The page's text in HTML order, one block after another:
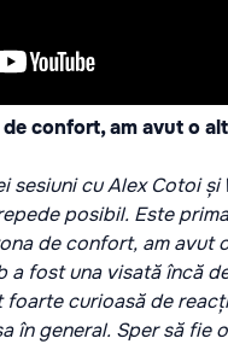
confort, am avut o
sesiuni cu Alex Cotoi
posibil. Este
de confort, am
a fost una visată încă
foarte curioasă de
în general. Sper să